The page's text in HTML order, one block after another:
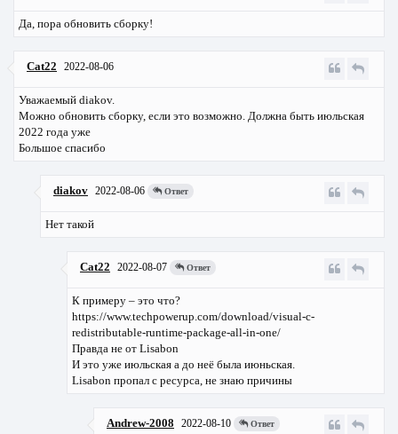
Да, пора обновить сборку!
Cat22 2022-08-06
Уважаемый diakov.
Можно обновить сборку, если это возможно. Должна быть июльская
2022 года уже
Большое спасибо
diakov 2022-08-06 Ответ
Нет такой
Cat22 2022-08-07 Ответ
К примеру – это что?
https://www.techpowerup.com/download/visual-c-
redistributable-runtime-package-all-in-one/
Правда не от Lisabon
И это уже июльская а до неё была июньская.
Lisabon пропал с ресурса, не знаю причины
Andrew-2008 2022-08-10 Ответ